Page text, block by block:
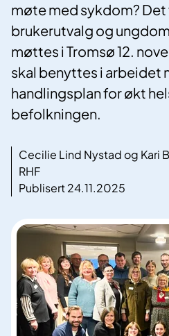
møte med sykdom? Det
brukerutvalg og
møttes i Tromsø 12.
skal benyttes i arbeidet
handlingsplan for økt
befolkningen.
Cecilie Lind Nystad og Kari
RHF
Publisert 24.11.2025